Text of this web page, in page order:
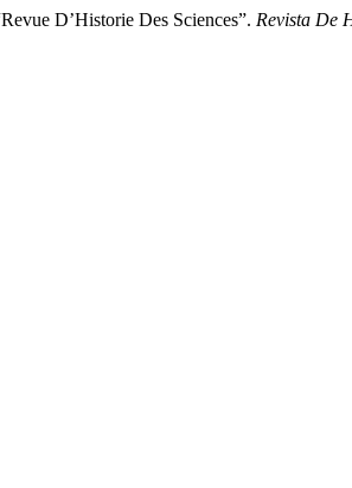
D’Historie Des Sciences”. Revista De